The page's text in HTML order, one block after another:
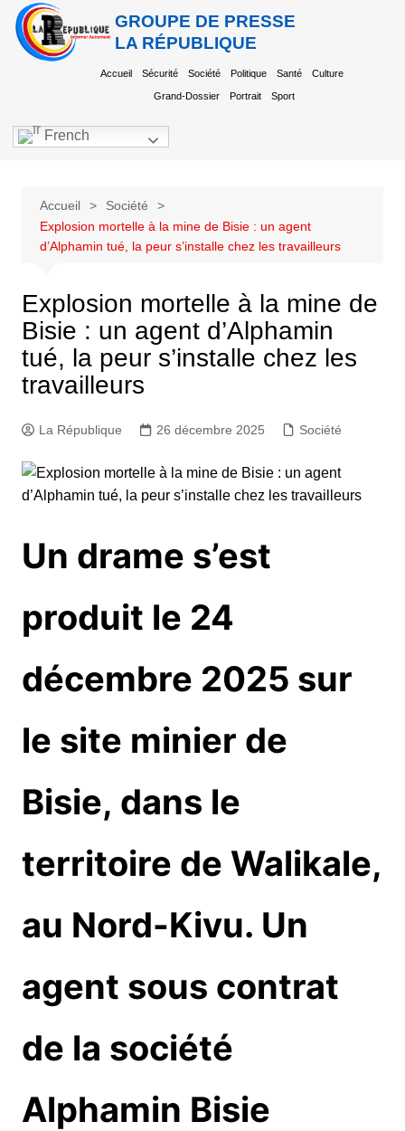
GROUPE DE PRESSE
LA RÉPUBLIQUE
Accueil Sécurité Société Politique Santé Culture
Grand-Dossier Portrait Sport
French
Accueil
Société
Explosion mortelle à la mine de Bisie : un agent
d’Alphamin tué, la peur s’installe chez les travailleurs
Explosion mortelle à la mine de
Bisie : un agent d’Alphamin
tué, la peur s’installe chez les
travailleurs
La République 26 décembre 2025 Société
Un drame s’est
produit le 24
décembre 2025 sur
le site minier de
Bisie, dans le
territoire de Walikale,
au Nord-Kivu. Un
agent sous contrat
de la société
Alphamin Bisie